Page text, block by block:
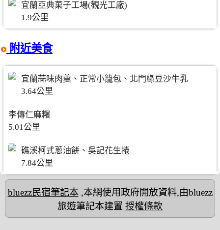
宜蘭亞典菓子工場(觀光工廠)
1.9公里
附近美食
宜蘭蒜味肉羹、正常小籠包、北門綠豆沙牛乳
3.64公里
李傳仁麻糬
5.01公里
礁溪柯式蔥油餅、吳記花生捲
7.84公里
bluezz民宿筆記本,本網使用政府開放資料,由bluezz
旅遊筆記本建置 授權條款